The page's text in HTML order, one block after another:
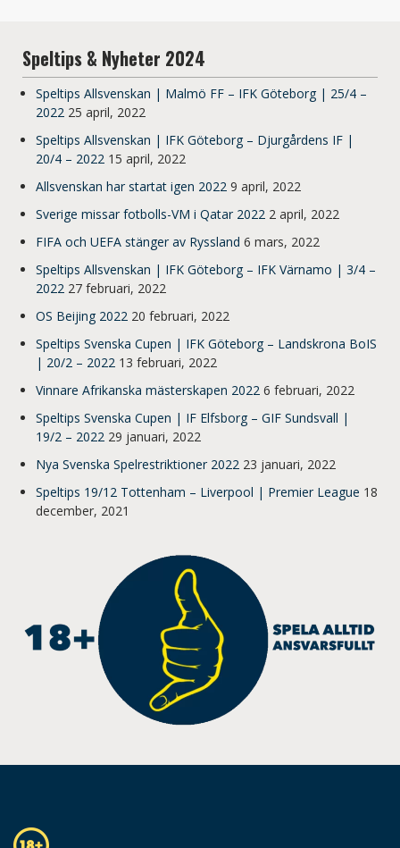
Speltips & Nyheter 2024
Speltips Allsvenskan | Malmö FF – IFK Göteborg | 25/4 –
2022 25 april, 2022
Speltips Allsvenskan | IFK Göteborg – Djurgårdens IF |
20/4 – 2022 15 april, 2022
Allsvenskan har startat igen 2022 9 april, 2022
Sverige missar fotbolls-VM i Qatar 2022 2 april, 2022
FIFA och UEFA stänger av Ryssland 6 mars, 2022
Speltips Allsvenskan | IFK Göteborg – IFK Värnamo | 3/4 –
2022 27 februari, 2022
OS Beijing 2022 20 februari, 2022
Speltips Svenska Cupen | IFK Göteborg – Landskrona BoIS
| 20/2 – 2022 13 februari, 2022
Vinnare Afrikanska mästerskapen 2022 6 februari, 2022
Speltips Svenska Cupen | IF Elfsborg – GIF Sundsvall |
19/2 – 2022 29 januari, 2022
Nya Svenska Spelrestriktioner 2022 23 januari, 2022
Speltips 19/12 Tottenham – Liverpool | Premier League 18
december, 2021